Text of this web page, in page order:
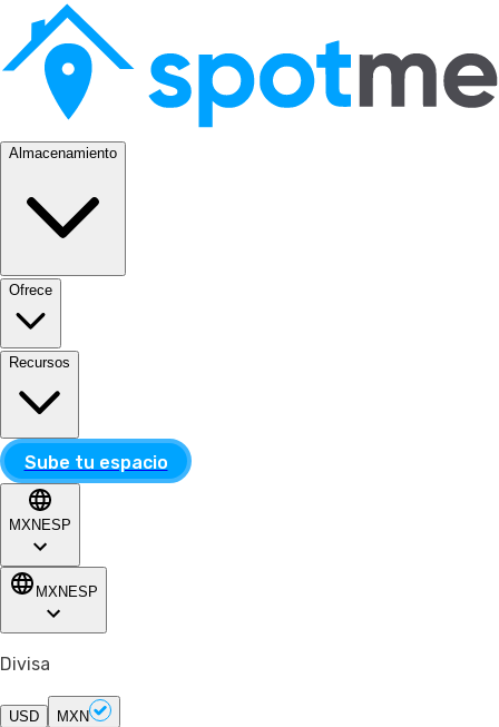
Almacenamiento
Ofrece
Recursos
Sube tu espacio
MXN ESP
MXN ESP
Divisa
USD MXN